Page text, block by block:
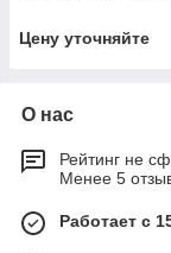
Цену уточняйте
О нас
Рейтинг не
Менее 5
Работает с